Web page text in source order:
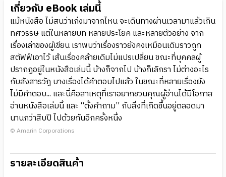
เกี่ยวกับ eBook เล่มนี้
แม้หนังสือ ไม่สนว่าเก่งมาจากไหน จะเดินทางผ่านเวลามาแล้วเกิน
ทศวรรษ แต่ในหลายบท หลายประโยค และหลายตัวอย่าง จาก
เรื่องเล่าของผู้เขียน เราพบว่าเรื่องราวยังคงเหมือนเดิมราวถูก
สตัฟฟ์เอาไว้ เส้นเรื่องคล้ายเดิมไม่แปรเปลี่ยน ขณะที่บุคคลผู้
ปรากฏอยู่ในหนังสือเล่มนี้ บ้างก็จากไป บ้างก็เลิกรา ไม่ต่างอะไร
กับสังสารวัฏ บางเรื่องได้คำตอบไปแล้ว ในขณะที่หลายเรื่องยัง
ไม่มีคำตอบ... และนี่คือสาเหตุที่เราอยากชวนคุณผู้อ่านได้มีโอกาส
อ่านหนังสือเล่มนี้ และ “ตั้งคำถาม” กับสิ่งที่เกิดขึ้นอยู่ตลอดมา
นานกว่าสิบปี ไปด้วยกันอีกครั้งหนึ่ง
© Amarin Corporations
รายละเอียดสินค้า